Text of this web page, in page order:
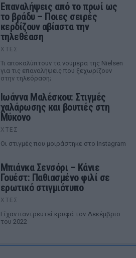
Επαναλήψεις από το πρωί ως
το βράδυ – Ποιες σειρές
κερδίζουν αβίαστα την
τηλεθέαση
ΧΤΕΣ
Τι αποκαλύπτουν τα νούμερα της Nielsen
για τις επαναλήψεις που ξεχωρίζουν
στην τηλεόραση;
Ιωάννα Μαλέσκου: Στιγμές
χαλάρωσης και βουτιές στη
Μύκονο
ΧΤΕΣ
Οι στιγμές που μοιράστηκε στο Instagram
Μπιάνκα Σενσόρι – Κάνιε
Γουέστ: Παθιασμένο φιλί σε
ερωτικό στιγμιότυπο
ΧΤΕΣ
Είχαν παντρευτεί κρυφά τον Δεκέμβριο
του 2022